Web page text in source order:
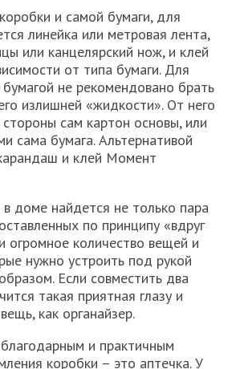
и самой бумаги, для
линейка или метровая лента,
или канцелярский нож, и клей
от типа бумаги. Для
не рекомендовано брать
излишней «жидкости». От него
сам картон основы, или
сама бумага. Альтернативой
и клей Момент
доме найдется не только пара
по принципу «вдруг
огромное количество вещей и
нужно устроить под рукой
Если совместить два
такая приятная глазу и
как органайзер.
и практичным
коробки – это аптечка. У